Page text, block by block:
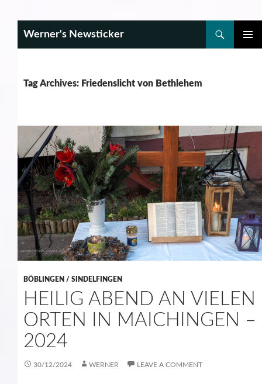
Werner's Newsticker
Tag Archives: Friedenslicht von Bethlehem
BÖBLINGEN / SINDELFINGEN
HEILIG ABEND AN VIELEN
ORTEN IN MAICHINGEN –
2024
30/12/2024 WERNER LEAVE A COMMENT